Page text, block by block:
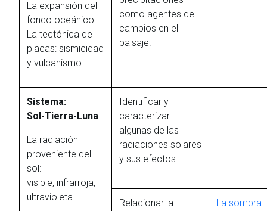
La expansión del
fondo oceánico.
La tectónica de
placas: sismicidad
y vulcanismo.
como agentes de
cambios en el
paisaje.
Sistema:
Sol-Tierra-Luna
La radiación
proveniente del
sol:
visible, infrarroja,
ultravioleta.
Identificar y
caracterizar
algunas de las
radiaciones solares
y sus efectos.
Relacionar la
La sombra